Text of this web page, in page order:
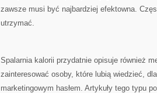
zawsze musi być najbardziej efektowna.
utrzymać.
Spalarnia kalorii przydatnie opisuje również
zainteresować osoby, które lubią wiedzieć,
marketingowym hasłem. Artykuły tego typu